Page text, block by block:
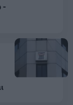
-